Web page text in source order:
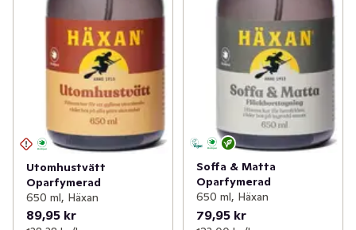
Utomhustvätt
Oparfymerad
650 ml, Häxan
89,95 kr
Soffa & Matta
Oparfymerad
650 ml, Häxan
79,95 kr